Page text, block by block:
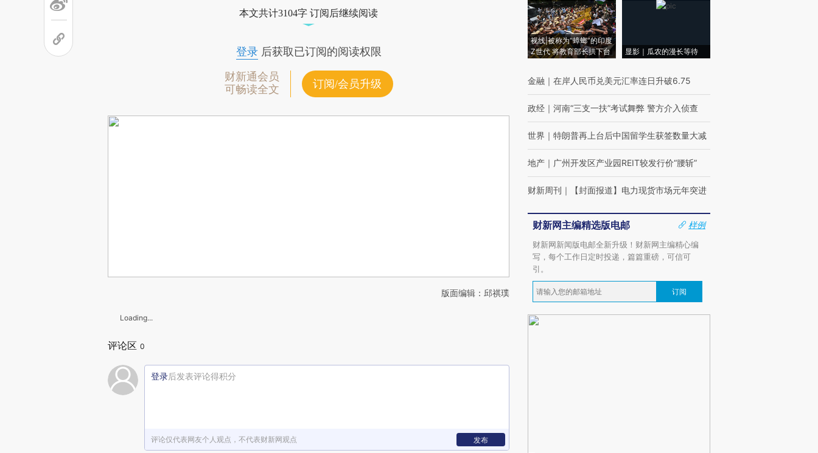
本文共计3104字 订阅后继续阅读
登录后获取已订阅的阅读权限
财新通会员
可畅读全文
订阅/会员升级
版面编辑：邱祺璞
Loading...
评论区 0
登录后发表评论得积分
评论仅代表网友个人观点，不代表财新网观点 发布
视线|被称为“蟑螂”的印度
Z世代 将教育部长拱下台
显影｜瓜农的漫长等待
金融 ｜ 在岸人民币兑美元汇率连日升破6.75
政经 ｜ 河南“三支一扶”考试舞弊 警方介入侦查
世界 ｜ 特朗普再上台后中国留学生获签数量大减
地产 ｜ 广州开发区产业园REIT较发行价“腰斩”
财新周刊 ｜ 【封面报道】电力现货市场元年突进
财新网主编精选版电邮
样例
财新网新闻版电邮全新升级！财新网主编精心编
写，每个工作日定时投递，篇篇重磅，可信可
引。
订阅